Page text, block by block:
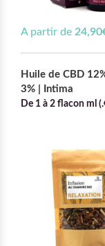
A partir de 24,90
Huile de CBD
3% | Intima
De 1 à 2 flacon ml